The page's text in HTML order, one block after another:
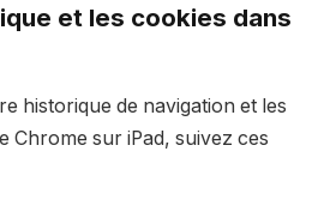
et les cookies dans
historique de navigation et les
Chrome sur iPad, suivez ces